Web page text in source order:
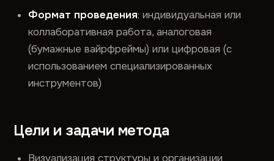
Формат проведения: индивидуальная или
коллаборативная работа, аналоговая
(бумажные вайрфреймы) или цифровая (с
использованием специализированных
инструментов)
Цели и задачи метода
Визуализация структуры и организации